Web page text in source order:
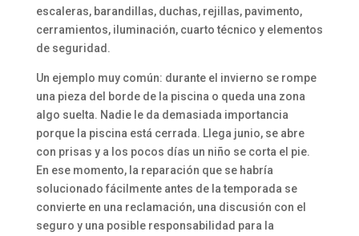
escaleras, barandillas, duchas, rejillas, pavimento,
cerramientos, iluminación, cuarto técnico y elementos
de seguridad.
Un ejemplo muy común: durante el invierno se rompe
una pieza del borde de la piscina o queda una zona
algo suelta. Nadie le da demasiada importancia
porque la piscina está cerrada. Llega junio, se abre
con prisas y a los pocos días un niño se corta el pie.
En ese momento, la reparación que se habría
solucionado fácilmente antes de la temporada se
convierte en una reclamación, una discusión con el
seguro y una posible responsabilidad para la